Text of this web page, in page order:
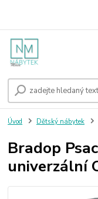
Úvod Dětský nábytek
Bradop
univerzální